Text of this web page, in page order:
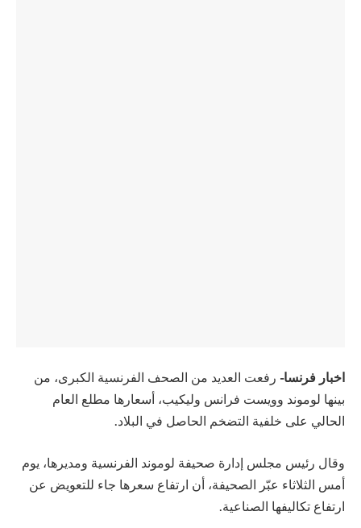
اخبار فرنسا- رفعت العديد من الصحف الفرنسية الكبرى، من
بينها لوموند وويست فرانس وليكيب، أسعارها مطلع العام
الحالي على خلفية التضخم الحاصل في البلاد.
وقال رئيس مجلس إدارة صحيفة لوموند الفرنسية ومديرها، يوم
أمس الثلاثاء عبّر الصحيفة، أن ارتفاع سعرها جاء للتعويض عن
ارتفاع تكاليفها الصناعية.